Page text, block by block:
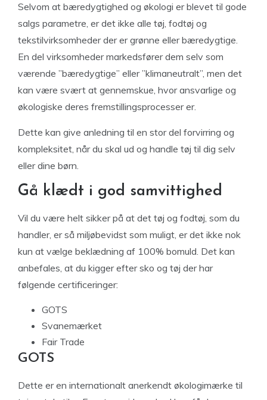
Selvom at bæredygtighed og økologi er blevet til gode
salgs parametre, er det ikke alle tøj, fodtøj og
tekstilvirksomheder der er grønne eller bæredygtige.
En del virksomheder markedsfører dem selv som
værende ”bæredygtige” eller ”klimaneutralt”, men det
kan være svært at gennemskue, hvor ansvarlige og
økologiske deres fremstillingsprocesser er.
Dette kan give anledning til en stor del forvirring og
kompleksitet, når du skal ud og handle tøj til dig selv
eller dine børn.
Gå klædt i god samvittighed
Vil du være helt sikker på at det tøj og fodtøj, som du
handler, er så miljøbevidst som muligt, er det ikke nok
kun at vælge beklædning af 100% bomuld. Det kan
anbefales, at du kigger efter sko og tøj der har
følgende certificeringer:
GOTS
Svanemærket
Fair Trade
GOTS
Dette er en internationalt anerkendt økologimærke til